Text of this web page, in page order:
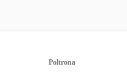
Poltrona